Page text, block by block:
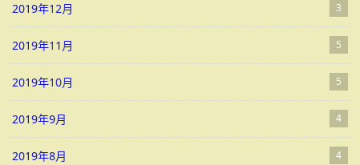
2019年12月 3
2019年11月 5
2019年10月 5
2019年9月 4
2019年8月 4